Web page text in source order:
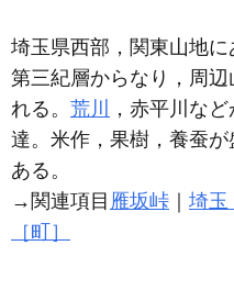
埼玉県西部，関東山地
第三紀層からなり，周
れる。 荒川
，赤平川な
達。米作，果樹，養蚕
ある。
→関連項目 雁坂峠 埼玉
［町］